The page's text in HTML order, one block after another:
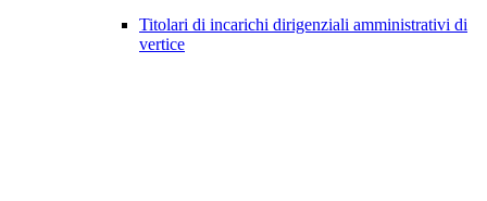
Titolari di incarichi dirigenziali amministrativi di
vertice